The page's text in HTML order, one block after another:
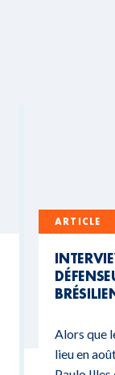
ARTICLE
Alors que
lieu en